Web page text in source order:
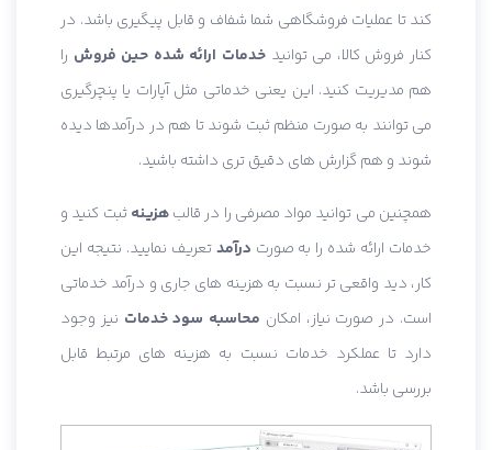
کند تا عملیات فروشگاهی شما شفاف و قابل پیگیری باشد. در
کنار فروش کالا، می توانید خدمات ارائه شده حین فروش را
هم مدیریت کنید. این یعنی خدماتی مثل آپارات یا پنچرگیری
می توانند به صورت منظم ثبت شوند تا هم در درآمدها دیده
شوند و هم گزارش های دقیق تری داشته باشید.
همچنین می توانید مواد مصرفی را در قالبهزینهثبت کنید و
خدمات ارائه شده را به صورت درآمدتعریف نمایید. نتیجه این
کار، دید واقعی تر نسبت به هزینه های جاری و درآمد خدماتی
است. در صورت نیاز، امکان محاسبه سود خدمات نیز وجود
دارد تا عملکرد خدمات نسبت به هزینه های مرتبط قابل
بررسی باشد.